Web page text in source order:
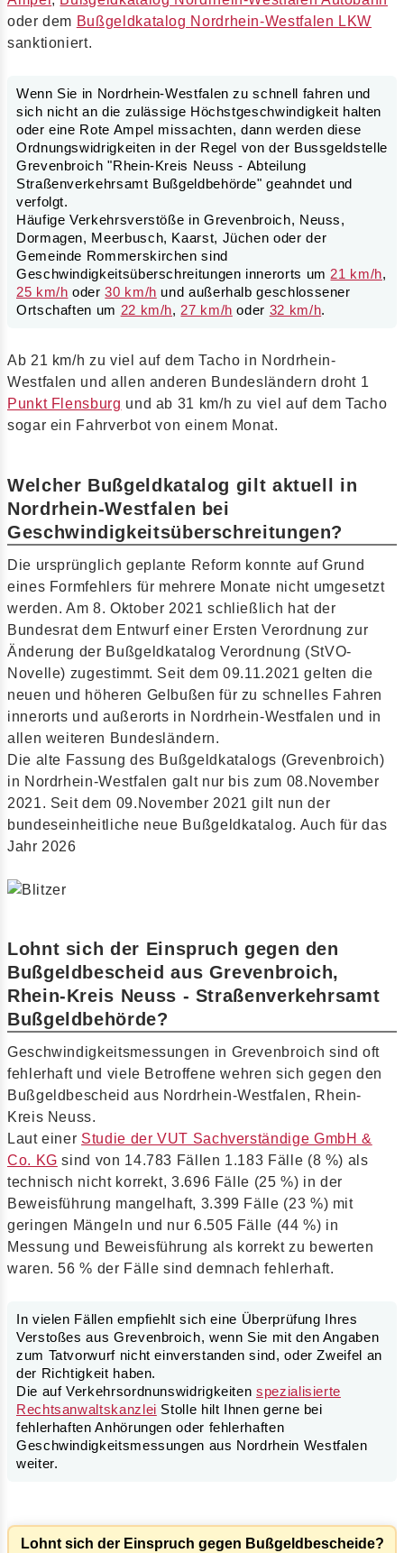
oder dem Bußgeldkatalog Nordrhein-Westfalen LKW
sanktioniert.
Wenn Sie in Nordrhein-Westfalen zu schnell fahren und
sich nicht an die zulässige Höchstgeschwindigkeit halten
oder eine Rote Ampel missachten, dann werden diese
Ordnungswidrigkeiten in der Regel von der Bussgeldstelle
Grevenbroich "Rhein-Kreis Neuss - Abteilung
Straßenverkehrsamt Bußgeldbehörde" geahndet und
verfolgt.
Häufige Verkehrsverstöße in Grevenbroich, Neuss,
Dormagen, Meerbusch, Kaarst, Jüchen oder der
Gemeinde Rommerskirchen sind
Geschwindigkeitsüberschreitungen innerorts um 21 km/h,
25 km/h oder30 km/h und außerhalb geschlossener
Ortschaften um 22 km/h, 27 km/h oder 32 km/h.
Ab 21 km/h zu viel auf dem Tacho in Nordrhein-
Westfalen und allen anderen Bundesländern droht 1
Punkt Flensburg und ab 31 km/h zu viel auf dem Tacho
sogar ein Fahrverbot von einem Monat.
Welcher Bußgeldkatalog gilt aktuell in
Nordrhein-Westfalen bei
Geschwindigkeitsüberschreitungen?
Die ursprünglich geplante Reform konnte auf Grund
eines Formfehlers für mehrere Monate nicht umgesetzt
werden. Am 8. Oktober 2021 schließlich hat der
Bundesrat dem Entwurf einer Ersten Verordnung zur
Änderung der Bußgeldkatalog Verordnung (StVO-
Novelle) zugestimmt. Seit dem 09.11.2021 gelten die
neuen und höheren Gelbußen für zu schnelles Fahren
innerorts und außerorts in Nordrhein-Westfalen und in
allen weiteren Bundesländern.
Die alte Fassung des Bußgeldkatalogs (Grevenbroich)
in Nordrhein-Westfalen galt nur bis zum 08.November
2021. Seit dem 09.November 2021 gilt nun der
bundeseinheitliche neue Bußgeldkatalog. Auch für das
Jahr 2026
Lohnt sich der Einspruch gegen den
Bußgeldbescheid aus Grevenbroich,
Rhein-Kreis Neuss - Straßenverkehrsamt
Bußgeldbehörde?
Geschwindigkeitsmessungen in Grevenbroich sind oft
fehlerhaft und viele Betroffene wehren sich gegen den
Bußgeldbescheid aus Nordrhein-Westfalen, Rhein-
Kreis Neuss.
Laut einer Studie der VUT Sachverständige GmbH &
Co. KG sind von 14.783 Fällen 1.183 Fälle (8 %) als
technisch nicht korrekt, 3.696 Fälle (25 %) in der
Beweisführung mangelhaft, 3.399 Fälle (23 %) mit
geringen Mängeln und nur 6.505 Fälle (44 %) in
Messung und Beweisführung als korrekt zu bewerten
waren. 56 % der Fälle sind demnach fehlerhaft.
In vielen Fällen empfiehlt sich eine Überprüfung Ihres
Verstoßes aus Grevenbroich, wenn Sie mit den Angaben
zum Tatvorwurf nicht einverstanden sind, oder Zweifel an
der Richtigkeit haben.
Die auf Verkehrsordnunswidrigkeitenspezialisierte
Rechtsanwaltskanzlei Stolle hilt Ihnen gerne bei
fehlerhaften Anhörungen oder fehlerhaften
Geschwindigkeitsmessungen aus Nordrhein Westfalen
weiter.
Lohnt sich der Einspruch gegen Bußgeldbescheide?